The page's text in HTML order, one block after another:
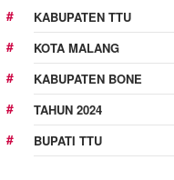
KABUPATEN TTU
KOTA MALANG
KABUPATEN BONE
TAHUN 2024
BUPATI TTU